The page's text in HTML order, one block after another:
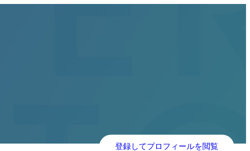
登録してプロフィールを閲覧